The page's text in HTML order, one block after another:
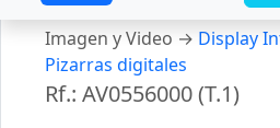
Imagen y Video → Display
Pizarras digitales
Rf.: AV0556000 (T.1)